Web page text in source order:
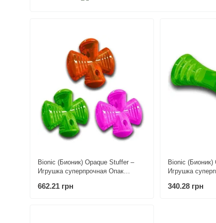
Bionic (Бионик) Opaque Stuffer –
Игрушка суперпрочная Опак
для собак 12,5х12,5х6,8 см
662.21 грн
Bionic (Бионик)
Игрушка
для собак
340.28 грн